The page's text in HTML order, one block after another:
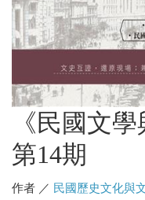
《民國文
第14期
作者 ／ 民國歷史文化與